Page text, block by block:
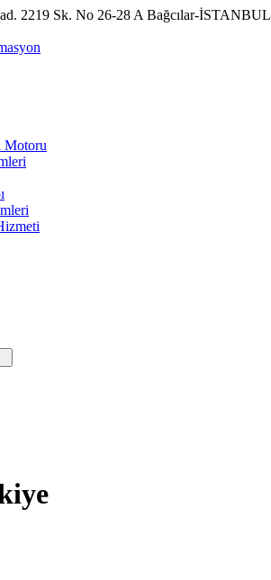
2219 Sk. No 26-28 A Bağcılar-İSTANBUL
Motoru